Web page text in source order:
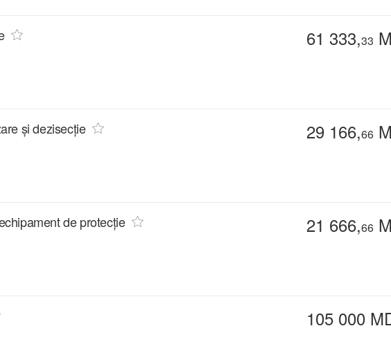
61 333,33
și dezisecție 29 166,66
de protecție 21 666,66
105 000